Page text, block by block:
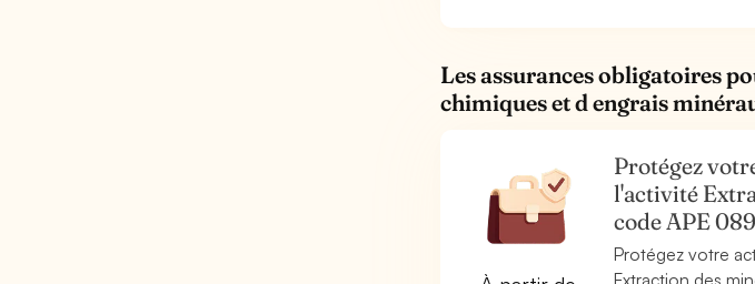
Les assurances obligatoires
chimiques et d engrais
Protégez
l'activité
code APE
Protégez votre
Extraction des